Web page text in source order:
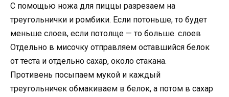
С помощью ножа для пиццы разрезаем на
треугольнички и ромбики. Если потоньше, то будет
меньше слоев, если потолще — то больше. слоев
Отдельно в мисочку отправляем оставшийся белок
от теста и отдельно сахар, около стакана.
Противень посыпаем мукой и каждый
треугольничек обмакиваем в белок, а потом в сахар